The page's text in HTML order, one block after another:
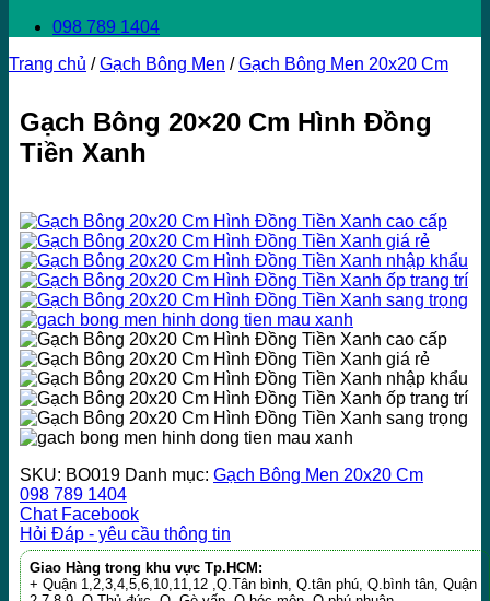
098 789 1404
Trang chủ / Gạch Bông Men / Gạch Bông Men 20x20 Cm
Gạch Bông 20×20 Cm Hình Đồng
Tiền Xanh
SKU: BO019 Danh mục: Gạch Bông Men 20x20 Cm
098 789 1404
Chat Facebook
Hỏi Đáp - yêu cầu thông tin
Giao Hàng trong khu vực Tp.HCM:
+ Quận 1,2,3,4,5,6,10,11,12 ,Q.Tân bình, Q.tân phú, Q.bình tân, Quận